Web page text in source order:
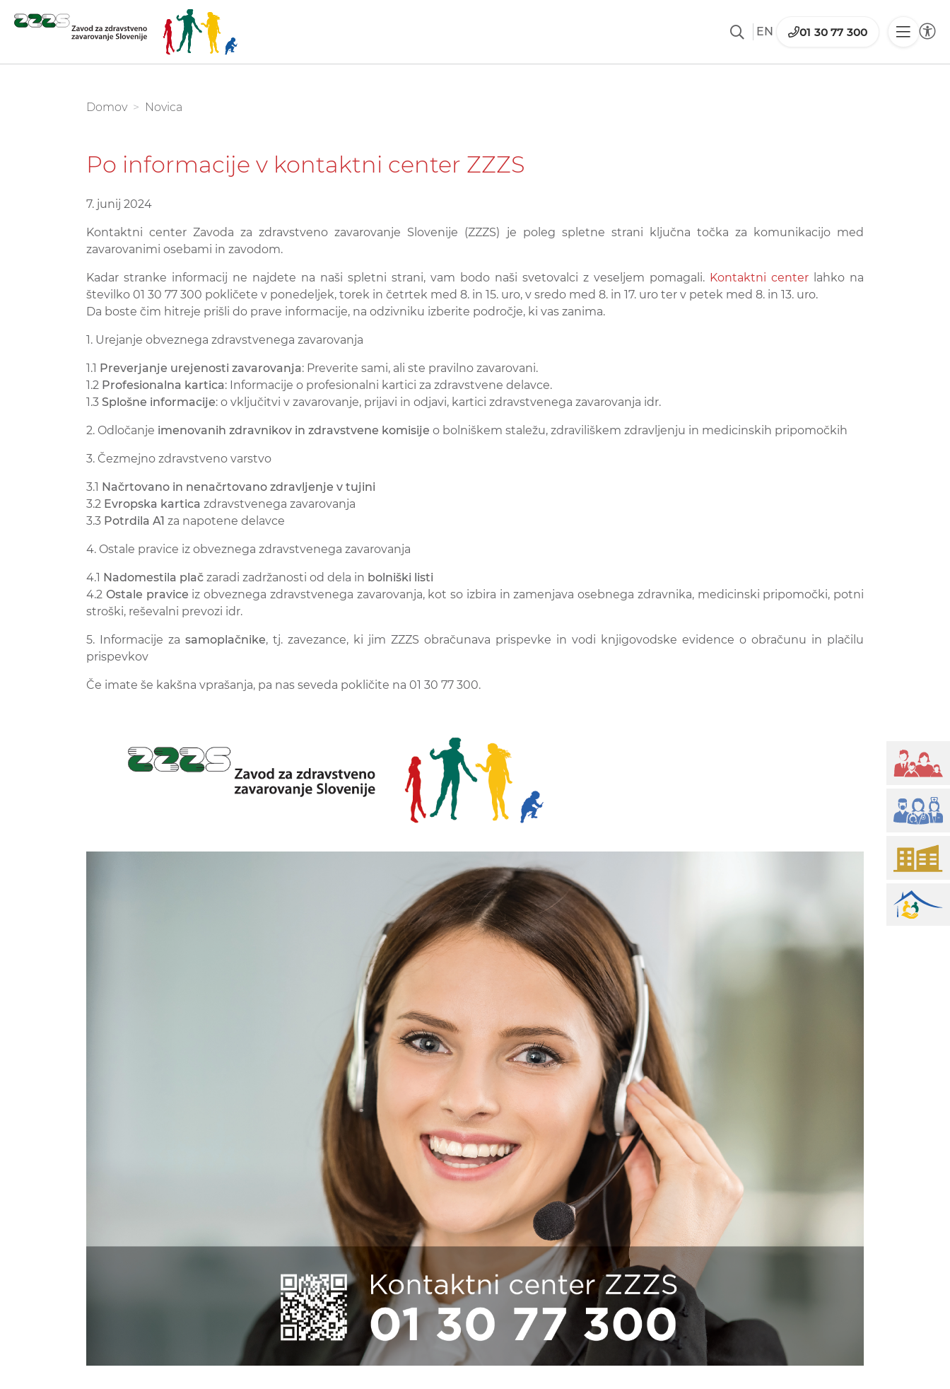
EN 01 30 77 300
You are here:
Domov Novica
Po informacije v kontaktni center ZZZS
7. junij 2024
Kontaktni center Zavoda za zdravstveno zavarovanje Slovenije (ZZZS) je poleg spletne strani ključna točka za komunikacijo med
zavarovanimi osebami in zavodom.
Kadar stranke informacij ne najdete na naši spletni strani, vam bodo naši svetovalci z veseljem pomagali. Kontaktni center lahko na
številko 01 30 77 300 pokličete v ponedeljek, torek in četrtek med 8. in 15. uro, v sredo med 8. in 17. uro ter v petek med 8. in 13. uro.
Da boste čim hitreje prišli do prave informacije, na odzivniku izberite področje, ki vas zanima.
1. Urejanje obveznega zdravstvenega zavarovanja
1.1 Preverjanje urejenosti zavarovanja: Preverite sami, ali ste pravilno zavarovani.
1.2 Profesionalna kartica: Informacije o profesionalni kartici za zdravstvene delavce.
1.3 Splošne informacije: o vključitvi v zavarovanje, prijavi in odjavi, kartici zdravstvenega zavarovanja idr.
2. Odločanje imenovanih zdravnikov in zdravstvene komisije o bolniškem staležu, zdraviliškem zdravljenju in medicinskih pripomočkih
3. Čezmejno zdravstveno varstvo
3.1 Načrtovano in nenačrtovano zdravljenje v tujini
3.2 Evropska kartica zdravstvenega zavarovanja
3.3 Potrdila A1 za napotene delavce
4. Ostale pravice iz obveznega zdravstvenega zavarovanja
4.1 Nadomestila plač zaradi zadržanosti od dela in bolniški listi
4.2 Ostale pravice iz obveznega zdravstvenega zavarovanja, kot so izbira in zamenjava osebnega zdravnika, medicinski pripomočki, potni
stroški, reševalni prevozi idr.
5. Informacije za samoplačnike, tj. zavezance, ki jim ZZZS obračunava prispevke in vodi knjigovodske evidence o obračunu in plačilu
prispevkov
Če imate še kakšna vprašanja, pa nas seveda pokličite na 01 30 77 300.